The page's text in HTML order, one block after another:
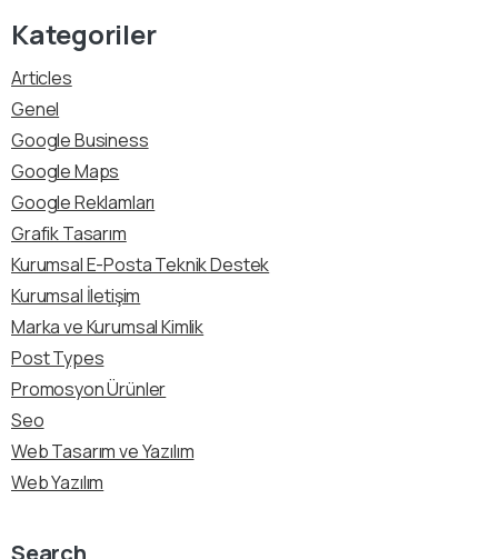
Kategoriler
Articles
Genel
Google Business
Google Maps
Google Reklamları
Grafik Tasarım
Kurumsal E-Posta Teknik Destek
Kurumsal İletişim
Marka ve Kurumsal Kimlik
Post Types
Promosyon Ürünler
Seo
Web Tasarım ve Yazılım
Web Yazılım
Search